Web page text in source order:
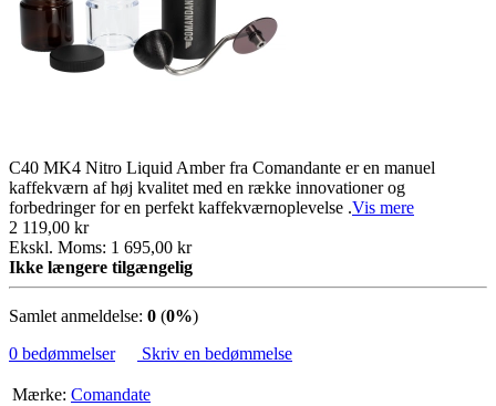
C40 MK4 Nitro Liquid Amber fra Comandante er en manuel
kaffekværn af høj kvalitet med en række innovationer og
forbedringer for en perfekt kaffekværnoplevelse .Vis mere
2 119,00 kr
Ekskl. Moms: 1 695,00 kr
Ikke længere tilgængelig
Samlet anmeldelse: 0 (0%)
0 bedømmelser
Skriv en bedømmelse
Mærke: Comandate